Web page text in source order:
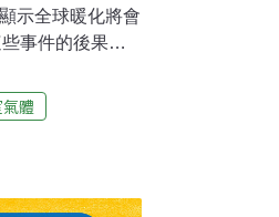
示全球暖化將會
事件的後果都
說
是社會中最脆
強度，這是我
國國家海洋及
體